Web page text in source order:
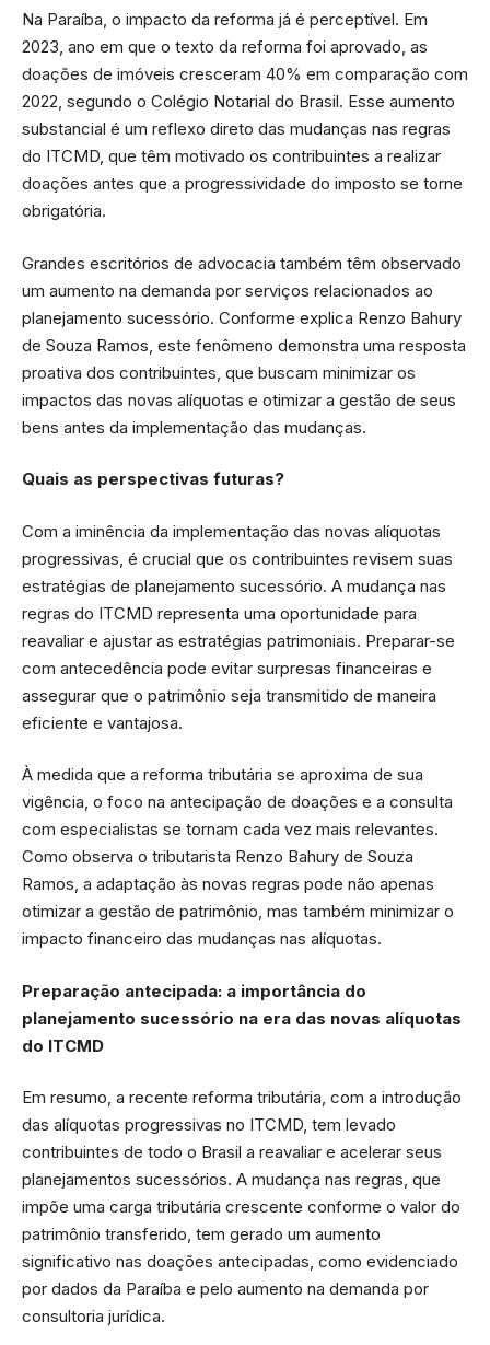
Na Paraíba, o impacto da reforma já é perceptível. Em
2023, ano em que o texto da reforma foi aprovado, as
doações de imóveis cresceram 40% em comparação com
2022, segundo o Colégio Notarial do Brasil. Esse aumento
substancial é um reflexo direto das mudanças nas regras
do ITCMD, que têm motivado os contribuintes a realizar
doações antes que a progressividade do imposto se torne
obrigatória.
Grandes escritórios de advocacia também têm observado
um aumento na demanda por serviços relacionados ao
planejamento sucessório. Conforme explica Renzo Bahury
de Souza Ramos, este fenômeno demonstra uma resposta
proativa dos contribuintes, que buscam minimizar os
impactos das novas alíquotas e otimizar a gestão de seus
bens antes da implementação das mudanças.
Quais as perspectivas futuras?
Com a iminência da implementação das novas alíquotas
progressivas, é crucial que os contribuintes revisem suas
estratégias de planejamento sucessório. A mudança nas
regras do ITCMD representa uma oportunidade para
reavaliar e ajustar as estratégias patrimoniais. Preparar-se
com antecedência pode evitar surpresas financeiras e
assegurar que o patrimônio seja transmitido de maneira
eficiente e vantajosa.
À medida que a reforma tributária se aproxima de sua
vigência, o foco na antecipação de doações e a consulta
com especialistas se tornam cada vez mais relevantes.
Como observa o tributarista Renzo Bahury de Souza
Ramos, a adaptação às novas regras pode não apenas
otimizar a gestão de patrimônio, mas também minimizar o
impacto financeiro das mudanças nas alíquotas.
Preparação antecipada: a importância do
planejamento sucessório na era das novas alíquotas
do ITCMD
Em resumo, a recente reforma tributária, com a introdução
das alíquotas progressivas no ITCMD, tem levado
contribuintes de todo o Brasil a reavaliar e acelerar seus
planejamentos sucessórios. A mudança nas regras, que
impõe uma carga tributária crescente conforme o valor do
patrimônio transferido, tem gerado um aumento
significativo nas doações antecipadas, como evidenciado
por dados da Paraíba e pelo aumento na demanda por
consultoria jurídica.